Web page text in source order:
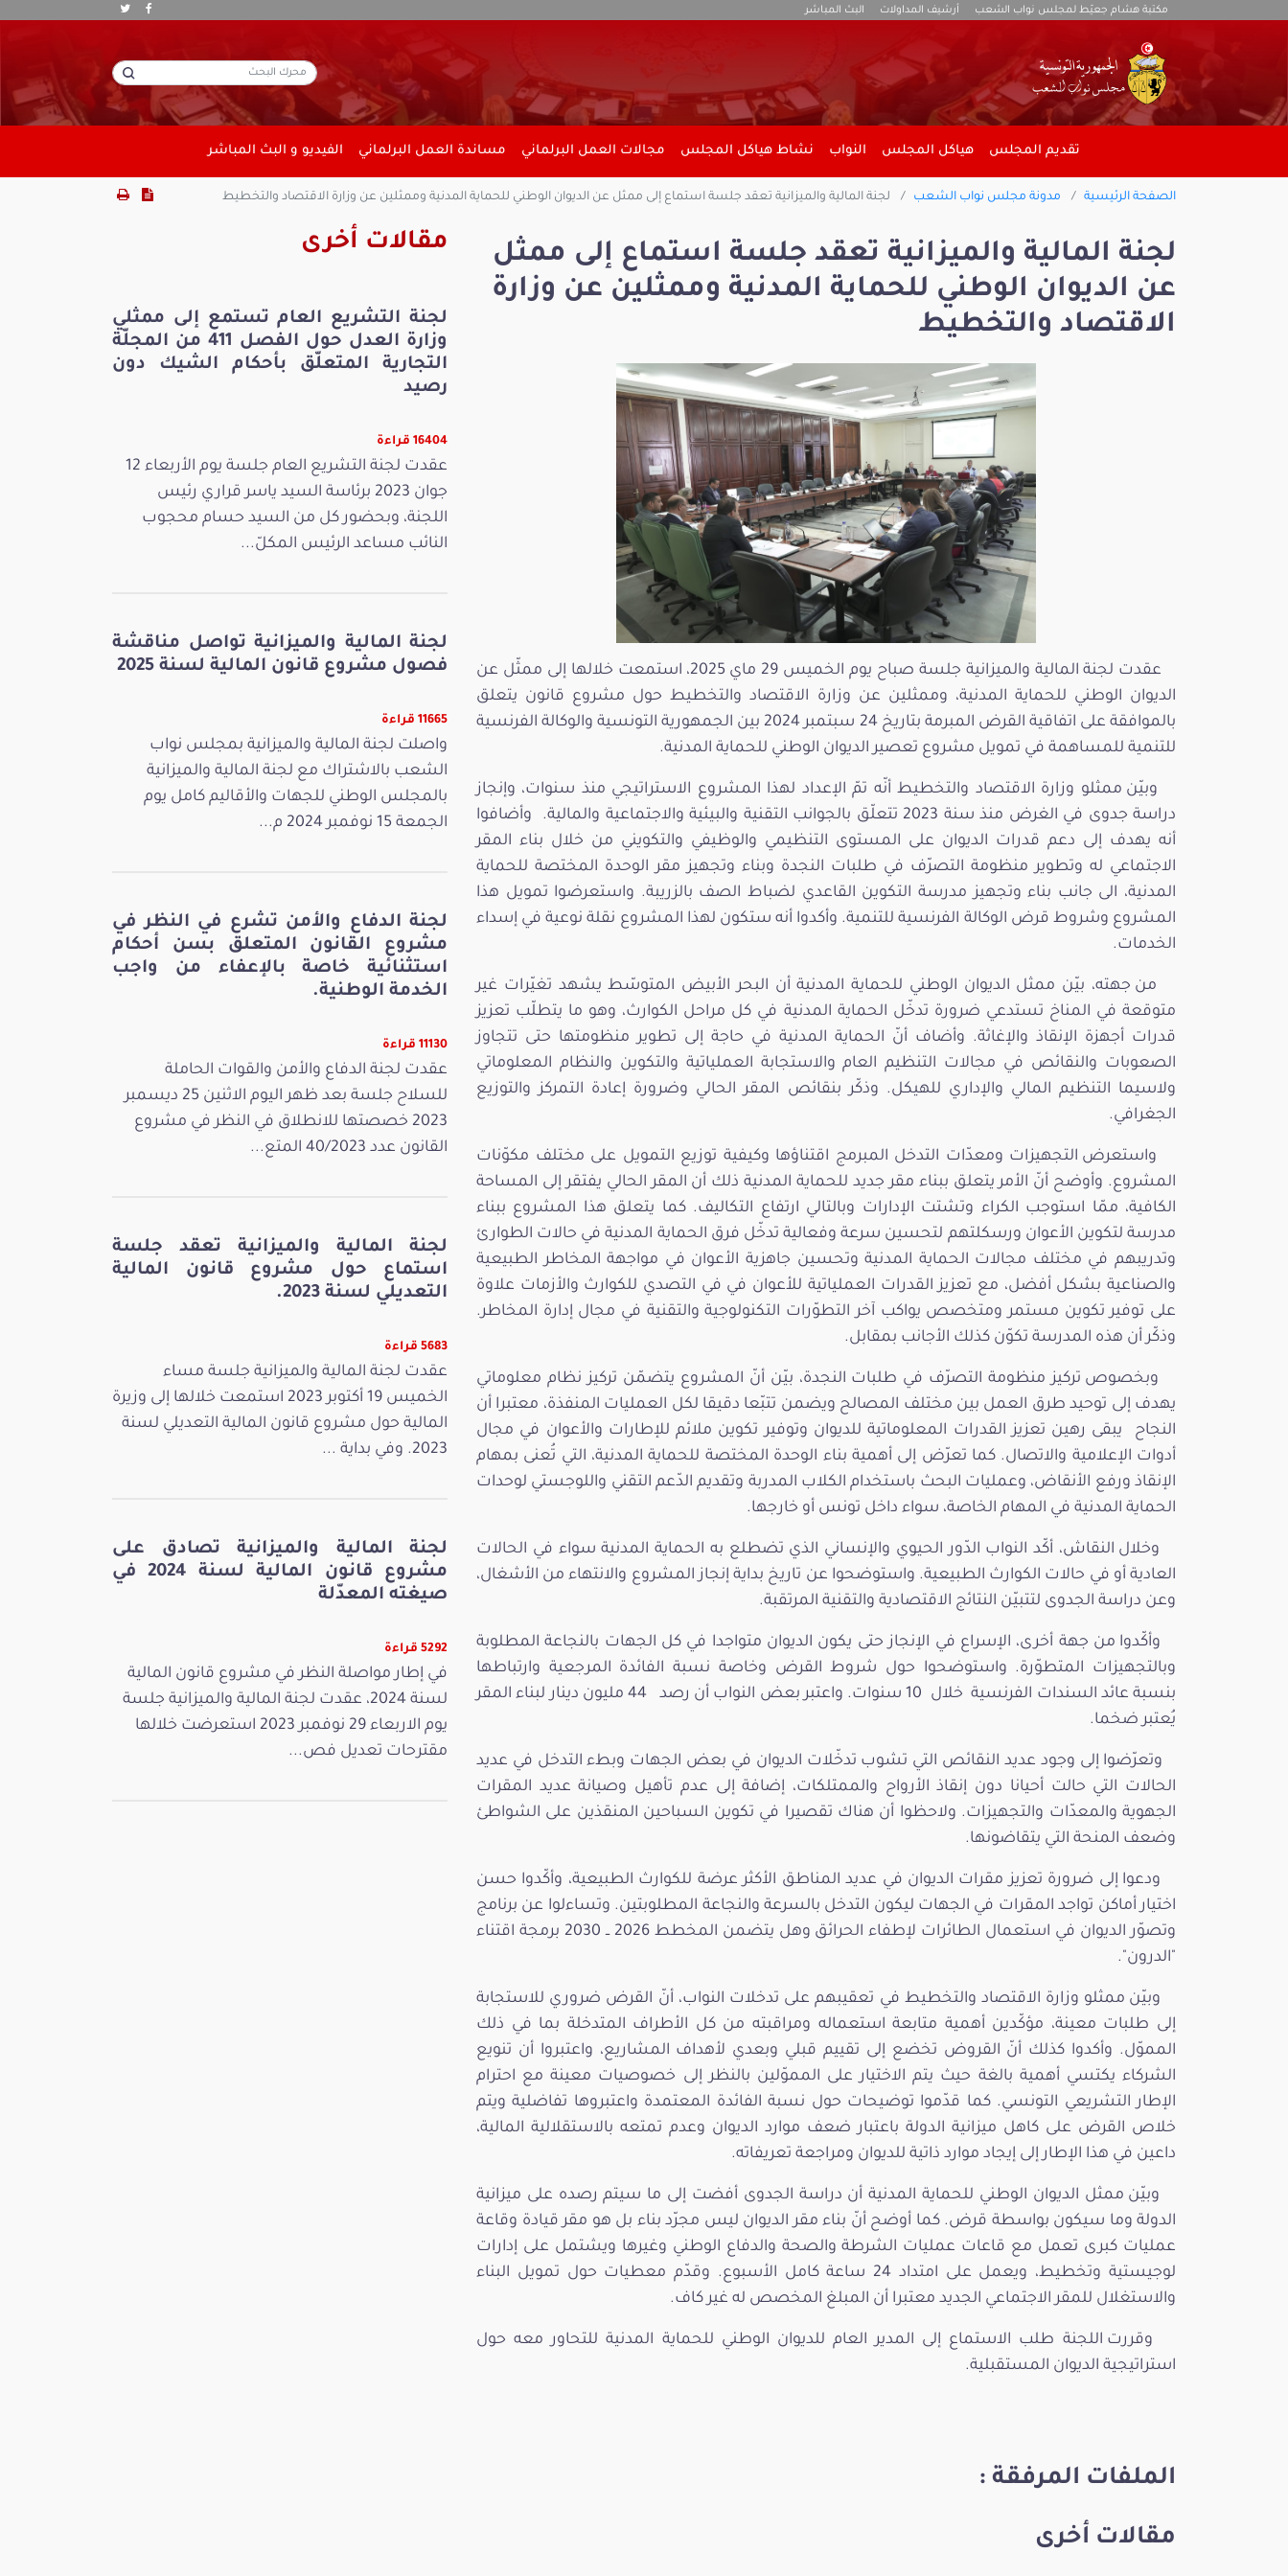
مكتبة هشام جعيّط لمجلس نواب الشعب أرشيف المداولات البث المباشر
تقديم المجلس هياكل المجلس النواب نشاط هياكل المجلس مجالات العمل البرلماني مساندة العمل البرلماني الفيديو و البث المباشر
الصفحة الرئيسية مدونة مجلس نواب الشعب لجنة المالية والميزانية تعقد جلسة استماع إلى ممثل عن الديوان الوطني للحماية المدنية وممثلين عن وزارة الاقتصاد والتخطيط
لجنة المالية والميزانية تعقد جلسة استماع إلى ممثل
عن الديوان الوطني للحماية المدنية وممثلين عن وزارة
الاقتصاد والتخطيط
عقدت لجنة المالية والميزانية جلسة صباح يوم الخميس 29 ماي 2025، استمعت خلالها إلى ممثّل عن
الديوان الوطني للحماية المدنية، وممثلين عن وزارة الاقتصاد والتخطيط حول مشروع قانون يتعلق
بالموافقة على اتفاقية القرض المبرمة بتاريخ 24 سبتمبر 2024 بين الجمهورية التونسية والوكالة الفرنسية
للتنمية للمساهمة في تمويل مشروع تعصير الديوان الوطني للحماية المدنية.
وبيّن ممثلو وزارة الاقتصاد والتخطيط أنّه تمّ الإعداد لهذا المشروع الاستراتيجي منذ سنوات، وإنجاز
دراسة جدوى في الغرض منذ سنة 2023 تتعلّق بالجوانب التقنية والبيئية والاجتماعية والمالية. وأضافوا
أنه يهدف إلى دعم قدرات الديوان على المستوى التنظيمي والوظيفي والتكويني من خلال بناء المقر
الاجتماعي له وتطوير منظومة التصرّف في طلبات النجدة وبناء وتجهيز مقر الوحدة المختصة للحماية
المدنية، الى جانب بناء وتجهيز مدرسة التكوين القاعدي لضباط الصف بالزريبة. واستعرضوا تمويل هذا
المشروع وشروط قرض الوكالة الفرنسية للتنمية. وأكدوا أنه ستكون لهذا المشروع نقلة نوعية في إسداء
الخدمات.
من جهته، بيّن ممثل الديوان الوطني للحماية المدنية أن البحر الأبيض المتوسّط يشهد تغيّرات غير
متوقعة في المناخ تستدعي ضرورة تدخّل الحماية المدنية في كل مراحل الكوارث، وهو ما يتطلّب تعزيز
قدرات أجهزة الإنقاذ والإغاثة. وأضاف أنّ الحماية المدنية في حاجة إلى تطوير منظومتها حتى تتجاوز
الصعوبات والنقائص في مجالات التنظيم العام والاستجابة العملياتية والتكوين والنظام المعلوماتي
ولاسيما التنظيم المالي والإداري للهيكل. وذكّر بنقائص المقر الحالي وضرورة إعادة التمركز والتوزيع
الجغرافي.
واستعرض التجهيزات ومعدّات التدخل المبرمج اقتناؤها وكيفية توزيع التمويل على مختلف مكوّنات
المشروع. وأوضح أنّ الأمر يتعلق ببناء مقر جديد للحماية المدنية ذلك أن المقر الحالي يفتقر إلى المساحة
الكافية، ممّا استوجب الكراء وتشتت الإدارات وبالتالي ارتفاع التكاليف. كما يتعلق هذا المشروع ببناء
مدرسة لتكوين الأعوان ورسكلتهم لتحسين سرعة وفعالية تدخّل فرق الحماية المدنية في حالات الطوارئ
وتدريبهم في مختلف مجالات الحماية المدنية وتحسين جاهزية الأعوان في مواجهة المخاطر الطبيعية
والصناعية بشكل أفضل، مع تعزيز القدرات العملياتية للأعوان في في التصدي للكوارث والأزمات علاوة
على توفير تكوين مستمر ومتخصص يواكب آخر التطوّرات التكنولوجية والتقنية في مجال إدارة المخاطر.
وذكّر أن هذه المدرسة تكوّن كذلك الأجانب بمقابل.
وبخصوص تركيز منظومة التصرّف في طلبات النجدة، بيّن أنّ المشروع يتضمّن تركيز نظام معلوماتي
يهدف إلى توحيد طرق العمل بين مختلف المصالح ويضمن تتبّعا دقيقا لكل العمليات المنفذة، معتبرا أن
النجاح يبقى رهين تعزيز القدرات المعلوماتية للديوان وتوفير تكوين ملائم للإطارات والأعوان في مجال
أدوات الإعلامية والاتصال. كما تعرّض إلى أهمية بناء الوحدة المختصة للحماية المدنية، التي تُعنى بمهام
الإنقاذ ورفع الأنقاض، وعمليات البحث باستخدام الكلاب المدربة وتقديم الدّعم التقني واللوجستي لوحدات
الحماية المدنية في المهام الخاصة، سواء داخل تونس أو خارجها.
وخلال النقاش، أكّد النواب الدّور الحيوي والإنساني الذي تضطلع به الحماية المدنية سواء في الحالات
العادية أو في حالات الكوارث الطبيعية. واستوضحوا عن تاريخ بداية إنجاز المشروع والانتهاء من الأشغال،
وعن دراسة الجدوى لتتبيّن النتائج الاقتصادية والتقنية المرتقبة.
وأكّدوا من جهة أخرى، الإسراع في الإنجاز حتى يكون الديوان متواجدا في كل الجهات بالنجاعة المطلوبة
وبالتجهيزات المتطوّرة. واستوضحوا حول شروط القرض وخاصة نسبة الفائدة المرجعية وارتباطها
بنسبة عائد السندات الفرنسية خلال 10 سنوات. واعتبر بعض النواب أن رصد 44 مليون دينار لبناء المقر
يُعتبر ضخما.
وتعرّضوا إلى وجود عديد النقائص التي تشوب تدخّلات الديوان في بعض الجهات وبطء التدخل في عديد
الحالات التي حالت أحيانا دون إنقاذ الأرواح والممتلكات، إضافة إلى عدم تأهيل وصيانة عديد المقرات
الجهوية والمعدّات والتجهيزات. ولاحظوا أن هناك تقصيرا في تكوين السباحين المنقذين على الشواطئ
وضعف المنحة التي يتقاضونها.
ودعوا إلى ضرورة تعزيز مقرات الديوان في عديد المناطق الأكثر عرضة للكوارث الطبيعية، وأكّدوا حسن
اختيار أماكن تواجد المقرات في الجهات ليكون التدخل بالسرعة والنجاعة المطلوبتين. وتساءلوا عن برنامج
وتصوّر الديوان في استعمال الطائرات لإطفاء الحرائق وهل يتضمن المخطط 2026 ــ 2030 برمجة اقتناء
"الدرون".
وبيّن ممثلو وزارة الاقتصاد والتخطيط في تعقيبهم على تدخلات النواب، أنّ القرض ضروري للاستجابة
إلى طلبات معينة، مؤكّدين أهمية متابعة استعماله ومراقبته من كل الأطراف المتدخلة بما في ذلك
المموّل. وأكدوا كذلك أنّ القروض تخضع إلى تقييم قبلي وبعدي لأهداف المشاريع، واعتبروا أن تنويع
الشركاء يكتسي أهمية بالغة حيث يتم الاختيار على المموّلين بالنظر إلى خصوصيات معينة مع احترام
الإطار التشريعي التونسي. كما قدّموا توضيحات حول نسبة الفائدة المعتمدة واعتبروها تفاضلية ويتم
خلاص القرض على كاهل ميزانية الدولة باعتبار ضعف موارد الديوان وعدم تمتعه بالاستقلالية المالية،
داعين في هذا الإطار إلى إيجاد موارد ذاتية للديوان ومراجعة تعريفاته.
وبيّن ممثل الديوان الوطني للحماية المدنية أن دراسة الجدوى أفضت إلى ما سيتم رصده على ميزانية
الدولة وما سيكون بواسطة قرض. كما أوضح أنّ بناء مقر الديوان ليس مجرّد بناء بل هو مقر قيادة وقاعة
عمليات كبرى تعمل مع قاعات عمليات الشرطة والصحة والدفاع الوطني وغيرها ويشتمل على إدارات
لوجيستية وتخطيط، ويعمل على امتداد 24 ساعة كامل الأسبوع. وقدّم معطيات حول تمويل البناء
والاستغلال للمقر الاجتماعي الجديد معتبرا أن المبلغ المخصص له غير كاف.
وقررت اللجنة طلب الاستماع إلى المدير العام للديوان الوطني للحماية المدنية للتحاور معه حول
استراتيجية الديوان المستقبلية.
الملفات المرفقة :
مقالات أخرى
مقالات أخرى
لجنة التشريع العام تستمع إلى ممثلي
وزارة العدل حول الفصل 411 من المجلّة
التجارية المتعلّق بأحكام الشيك دون
رصيد
16404 قراءة
عقدت لجنة التشريع العام جلسة يوم الأربعاء 12
جوان 2023 برئاسة السيد ياسر قراري رئيس
اللجنة، وبحضور كل من السيد حسام محجوب
النائب مساعد الرئيس المكلّ...
لجنة المالية والميزانية تواصل مناقشة
فصول مشروع قانون المالية لسنة 2025
11665 قراءة
واصلت لجنة المالية والميزانية بمجلس نواب
الشعب بالاشتراك مع لجنة المالية والميزانية
بالمجلس الوطني للجهات والأقاليم كامل يوم
الجمعة 15 نوفمبر 2024 م...
لجنة الدفاع والأمن تشرع في النظر في
مشروع القانون المتعلق بسن أحكام
استثنائية خاصة بالإعفاء من واجب
الخدمة الوطنية.
11130 قراءة
عقدت لجنة الدفاع والأمن والقوات الحاملة
للسلاح جلسة بعد ظهر اليوم الاثنين 25 ديسمبر
2023 خصصتها للانطلاق في النظر في مشروع
القانون عدد 40/2023 المتع...
لجنة المالية والميزانية تعقد جلسة
استماع حول مشروع قانون المالية
التعديلي لسنة 2023.
5683 قراءة
عقدت لجنة المالية والميزانية جلسة مساء
الخميس 19 أكتوبر 2023 استمعت خلالها إلى وزيرة
المالية حول مشروع قانون المالية التعديلي لسنة
2023. وفي بداية ...
لجنة المالية والميزانية تصادق على
مشروع قانون المالية لسنة 2024 في
صيغته المعدّلة
5292 قراءة
في إطار مواصلة النظر في مشروع قانون المالية
لسنة 2024، عقدت لجنة المالية والميزانية جلسة
يوم الاربعاء 29 نوفمبر 2023 استعرضت خلالها
مقترحات تعديل فص...